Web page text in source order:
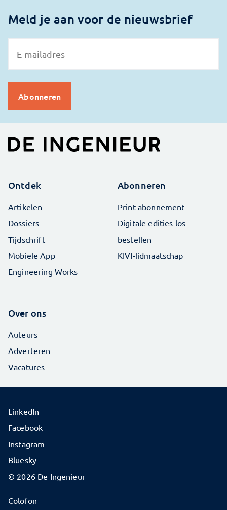
Meld je aan voor de nieuwsbrief
Ontdek
Artikelen
Dossiers
Tijdschrift
Mobiele App
Engineering Works
Abonneren
Print abonnement
Digitale edities los
bestellen
KIVI-lidmaatschap
Over ons
Auteurs
Adverteren
Vacatures
© 2026 De Ingenieur
Colofon
LinkedIn
Facebook
Instagram
Bluesky